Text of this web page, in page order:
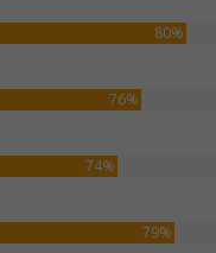
80%
76%
74%
79%